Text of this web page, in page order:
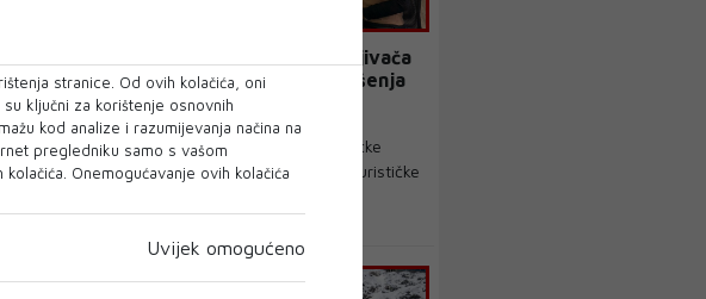
i
već
Više od 300 privatnih iznajmljivača
koji se oglašavaju nemaju rješenja
za pružanje usluga smještaja
U cilju uređenja Mostara kao turističke
destinacije, u petak je direktorica Turističke
stranice. Od ovih kolačića, oni
ključni za korištenje osnovnih
kod analize i razumijevanja načina na
pregledniku samo s vašom
Onemogućavanje ovih kolačića
Uvijek omogućeno